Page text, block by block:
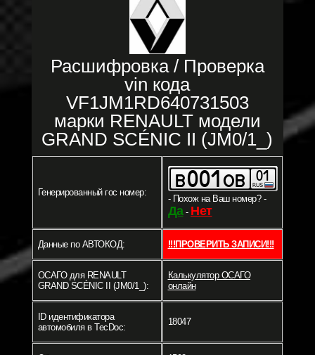
Расшифровка / Проверка
vin кода
VF1JM1RD640731503
марки RENAULT модели
GRAND SCÉNIC II (JM0/1_)
Генерированный гос номер:
- Похож на Ваш номер? -
Да- Нет
Данные по АВТОКОД: !!!ПРОВЕРИТЬ ЗАПИСИ!!!
ОСАГО для RENAULT
GRAND SCÉNIC II (JM0/1_):
Калькулятор ОСАГО
онлайн
ID идентификатора
автомобиля в TecDoc:
18047